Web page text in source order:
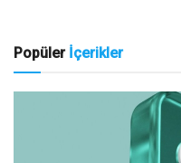
Popüler İçerikler